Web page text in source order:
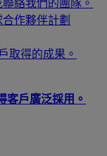
絡我們的團隊。
作夥伴計劃
取得的成果。
客戶廣泛採用。